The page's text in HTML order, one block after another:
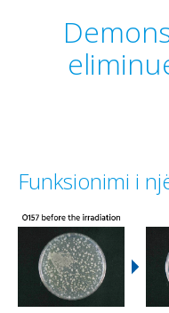
Funksionimi i